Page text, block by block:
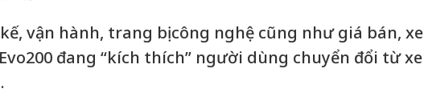
vận hành, trang bị công nghệ cũng như giá bán, xe
đang “kích thích” người dùng chuyển đổi từ xe